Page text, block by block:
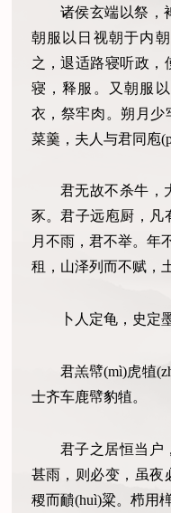
诸侯玄端以祭，
朝服以日视朝于内
之，退适路寝听政，
寝，释服。又朝服
衣，祭牢肉。朔月少
菜羹，夫人与君同庖
君无故不杀牛，
豕。君子远庖厨，凡
月不雨，君不举。年
租，山泽列而不赋，
卜人定龟，史定
君羔幦(mì)虎犆
士齐车鹿幦豹犆。
君子之居恒当户
甚雨，则必变，虽夜
稷而靧(huì)粱。栉用